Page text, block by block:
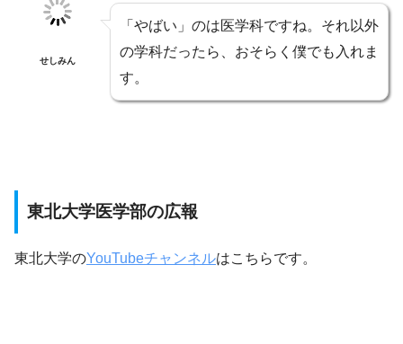
せしみん
「やばい」のは医学科ですね。それ以外
の学科だったら、おそらく僕でも入れま
す。
東北大学医学部の広報
東北大学のYouTubeチャンネルはこちらです。